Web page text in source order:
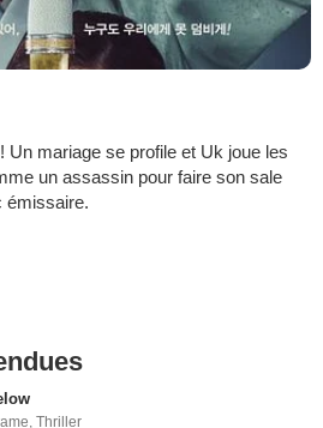
Un mariage se profile et Uk joue les
un assassin pour faire son sale
émissaire.
,Thriller